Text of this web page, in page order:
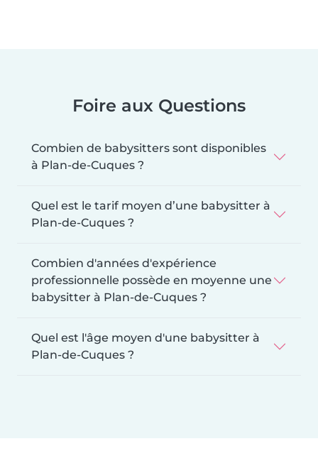
Foire aux Questions
Combien de babysitters sont disponibles
à Plan-de-Cuques ?
Quel est le tarif moyen d’une babysitter à
Plan-de-Cuques ?
Combien d'années d'expérience
professionnelle possède en moyenne une
babysitter à Plan-de-Cuques ?
Quel est l'âge moyen d'une babysitter à
Plan-de-Cuques ?